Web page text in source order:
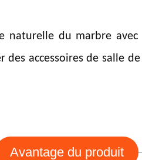
naturelle du marbre
des accessoires de salle
Avantage du produit